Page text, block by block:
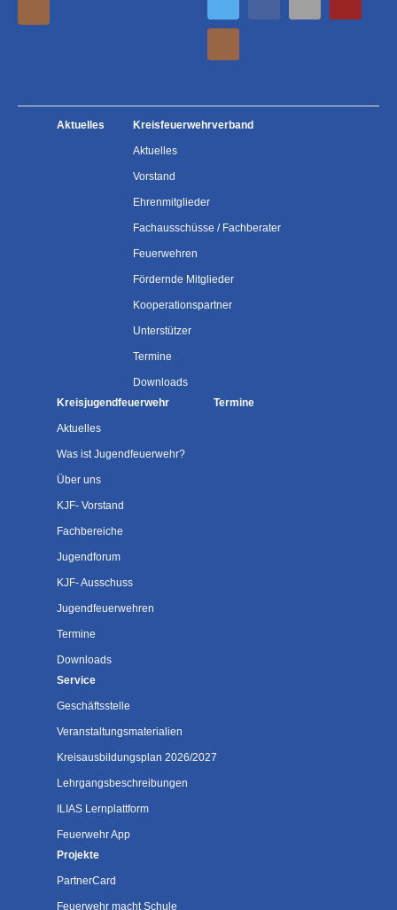
Aktuelles Kreisfeuerwehrverband
Aktuelles
Vorstand
Ehrenmitglieder
Fachausschüsse / Fachberater
Feuerwehren
Fördernde Mitglieder
Kooperationspartner
Unterstützer
Termine
Downloads
Kreisjugendfeuerwehr
Aktuelles
Was ist Jugendfeuerwehr?
Über uns
KJF- Vorstand
Fachbereiche
Jugendforum
KJF- Ausschuss
Jugendfeuerwehren
Termine
Downloads
Termine
Service
Geschäftsstelle
Veranstaltungsmaterialien
Kreisausbildungsplan 2026/2027
Lehrgangsbeschreibungen
ILIAS Lernplattform
Feuerwehr App
Projekte
PartnerCard
Feuerwehr macht Schule